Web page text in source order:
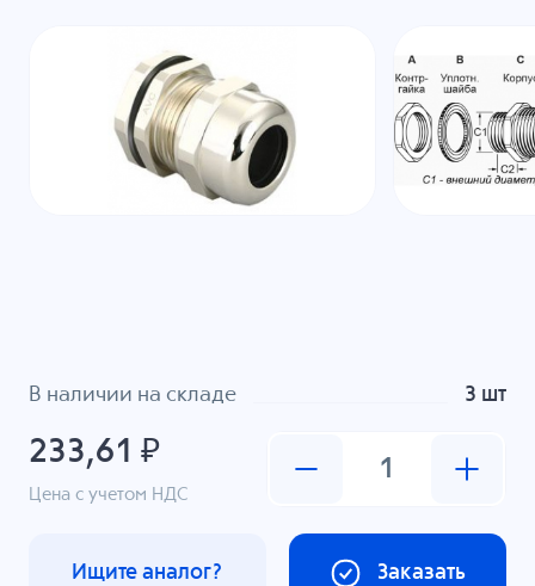
В наличии на складе 3 шт
233,61 ₽
Цена с учетом НДС
Заказать
Ищите аналог?